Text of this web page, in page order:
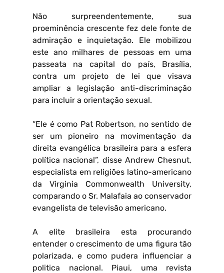
Não surpreendentemente, sua
proeminência crescente fez dele fonte de
admiração e inquietação. Ele mobilizou
este ano milhares de pessoas em uma
passeata na capital do país, Brasília,
contra um projeto de lei que visava
ampliar a legislação anti-discriminação
para incluir a orientação sexual.
“Ele é como Pat Robertson, no sentido de
ser um pioneiro na movimentação da
direita evangélica brasileira para a esfera
política nacional”, disse Andrew Chesnut,
especialista em religiões latino-americano
da Virginia Commonwealth University,
comparando o Sr. Malafaia ao conservador
evangelista de televisão americano.
A elite brasileira esta procurando
entender o crescimento de uma figura tão
polarizada, e como pudera influenciar a
politica nacional. Piaui, uma revista